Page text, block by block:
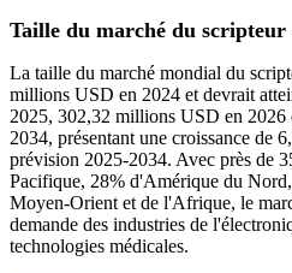
Taille du marché du scripteur
La taille du marché mondial du
millions USD en 2024 et devrait
2025, 302,32 millions USD en
2034, présentant une croissance de
prévision 2025-2034. Avec près de
Pacifique, 28% d'Amérique du
Moyen-Orient et de l'Afrique, le
demande des industries de
technologies médicales.